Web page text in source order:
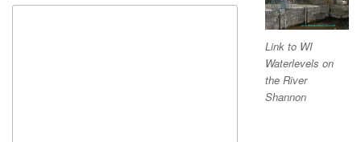
Link to WI
Waterlevels on
the River
Shannon